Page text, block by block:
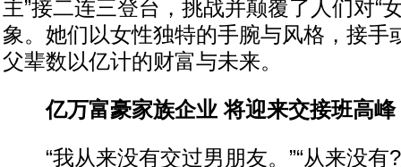
主”接二连三登台，挑战并颠覆了人们对“
象。她们以女性独特的手腕与风格，接手
父辈数以亿计的财富与未来。
亿万富豪家族企业 将迎来交接班高峰
“我从来没有交过男朋友。”“从来没有?